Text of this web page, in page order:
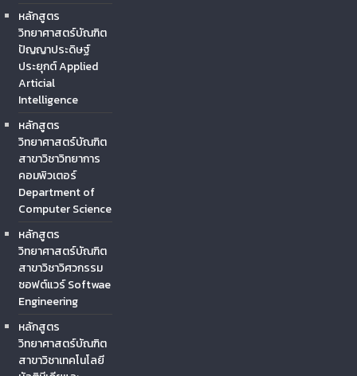
หลักสูตร
วิทยาศาสตร์บัณฑิต
ปัญญาประดิษฐ์
ประยุกต์ Applied
Articial
Intelligence
หลักสูตร
วิทยาศาสตร์บัณฑิต
สาขาวิชาวิทยาการ
คอมพิวเตอร์
Department of
Computer Science
หลักสูตร
วิทยาศาสตร์บัณฑิต
สาขาวิชาวิศวกรรม
ซอฟต์แวร์ Softwae
Engineering
หลักสูตร
วิทยาศาสตร์บัณฑิต
สาขาวิชาเทคโนโลยี